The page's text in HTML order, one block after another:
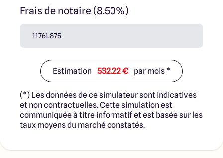
Frais de notaire (8.50%)
Estimation 532.22 € par mois *
(*) Les données de ce simulateur sont indicatives
et non contractuelles. Cette simulation est
communiquée à titre informatif et est basée sur les
taux moyens du marché constatés.